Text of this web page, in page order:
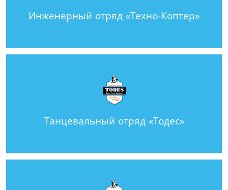
Инженерный отряд «Техно-Коптер»
Танцевальный отряд «Тодес»